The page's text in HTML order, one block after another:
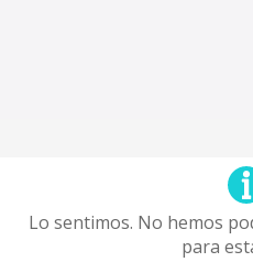
Lo sentimos. No hemos
para